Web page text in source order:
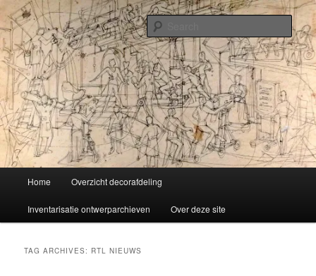
Skip
to
primary
content
Skip
to
secondary
contentVorm van vermaak
Liselotte Doeswijk
Home Overzicht decorafdeling
Inventarisatie ontwerparchieven Over deze site
TAG ARCHIVES: RTL NIEUWS